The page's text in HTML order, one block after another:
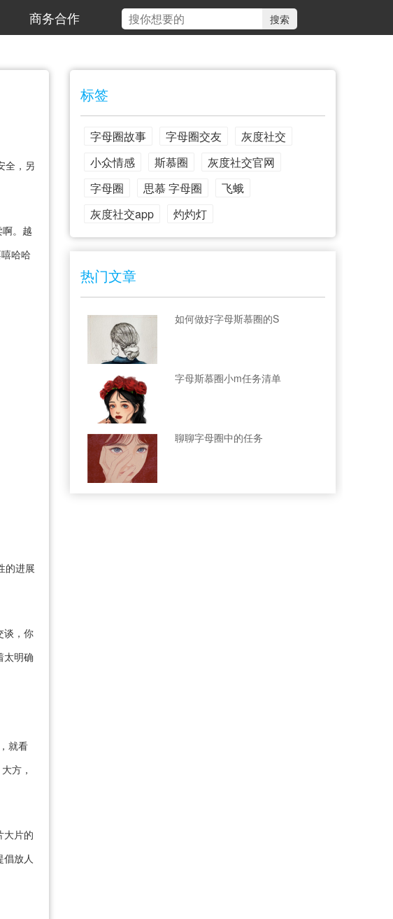
商务合作
全，另
。越
哈哈
的进展
谈，你
太明确
就看
方，
大片的
倡放人
标签
字母圈故事 字母圈交友
灰度社交
小众情感
斯慕圈
灰度社交官网
字母圈
思慕 字母圈
飞蛾
灰度社交app
灼灼灯
热门文章
如何做好字母斯慕圈的S
字母斯慕圈小m任务清单
聊聊字母圈中的任务